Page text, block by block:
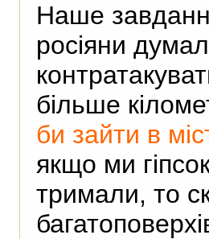
Наше
росіяни
більше
би зайти в
якщо ми
тримали, то